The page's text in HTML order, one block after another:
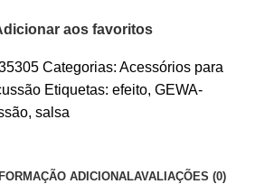
aos favoritos
Categorias: Acessórios para
Etiquetas: efeito, GEWA-
, salsa
ADICIONALAVALIAÇÕES (0)